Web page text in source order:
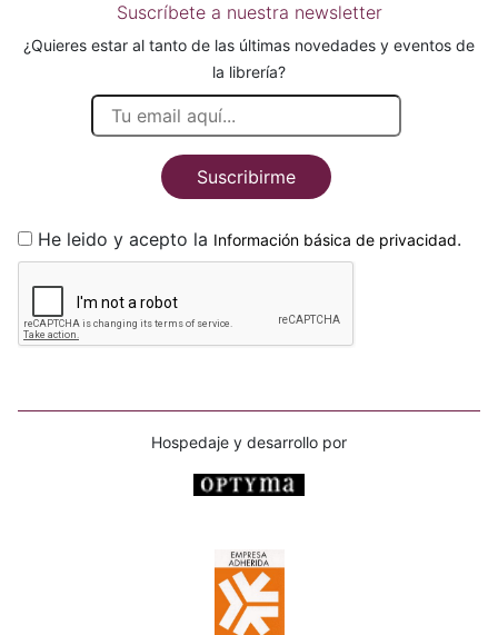
Suscríbete a nuestra newsletter
¿Quieres estar al tanto de las últimas novedades y eventos de
la librería?
Suscribirme
He leido y acepto la Información básica de privacidad.
Hospedaje y desarrollo por